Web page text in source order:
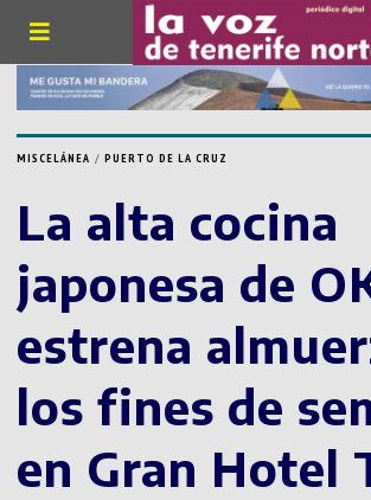
MISCELÁNEA / PUERTO DE LA CRUZ
La alta cocina
japonesa de
estrena
los fines de
en Gran Hotel